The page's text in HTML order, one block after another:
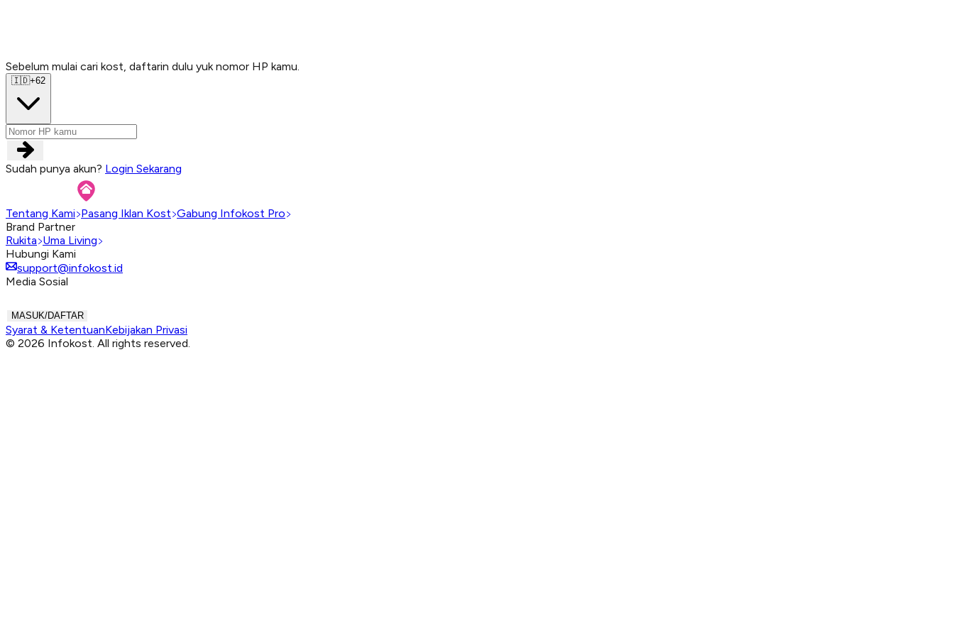
Sebelum mulai cari kost, daftarin dulu yuk nomor HP kamu.
🇮🇩+62
Sudah punya akun? Login Sekarang
Tentang Kami Pasang Iklan Kost Gabung Infokost Pro
Brand Partner
Rukita Uma Living
Hubungi Kami
support@infokost.id
Media Sosial
MASUK/DAFTAR
Syarat & KetentuanKebijakan Privasi
© 2026 Infokost. All rights reserved.